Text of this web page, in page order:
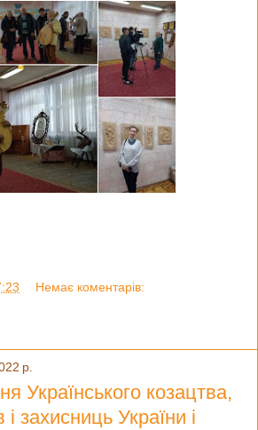
Немає коментарів:
р.
Українського козацтва,
захисниць України і